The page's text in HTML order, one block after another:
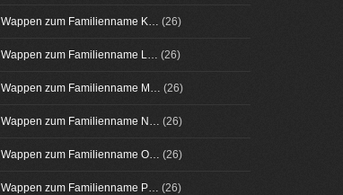
Wappen zum Familienname K… (26)
Wappen zum Familienname L… (26)
Wappen zum Familienname M… (26)
Wappen zum Familienname N… (26)
Wappen zum Familienname O… (26)
Wappen zum Familienname P… (26)